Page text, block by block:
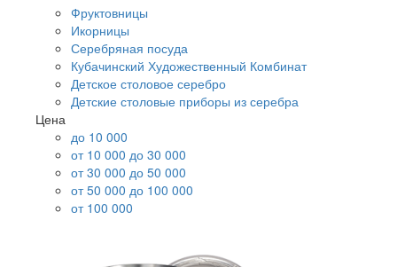
Фруктовницы
Икорницы
Серебряная посуда
Кубачинский Художественный Комбинат
Детское столовое серебро
Детские столовые приборы из серебра
Цена
до 10 000
от 10 000 до 30 000
от 30 000 до 50 000
от 50 000 до 100 000
от 100 000